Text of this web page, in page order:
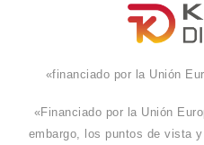
«financiado por la Unión
«Financiado por la Unión
embargo, los puntos de vista